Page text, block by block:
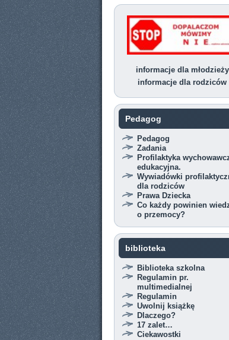
informacje dla młodzieży
informacje dla rodziców
Pedagog
Pedagog
Zadania
Profilaktyka
edukacyjna.
Wywiadówki
dla rodziców
Prawa Dziecka
Co każdy powinien
o przemocy?
biblioteka
Biblioteka szkolna
Regulamin pr.
multimedialnej
Regulamin
Uwolnij książkę
Dlaczego?
17 zalet…
Ciekawostki